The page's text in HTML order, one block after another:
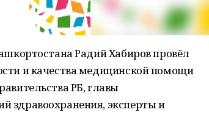
Радий Хабиров провёл
и качества медицинской помощи
РБ, главы
здравоохранения, эксперты и